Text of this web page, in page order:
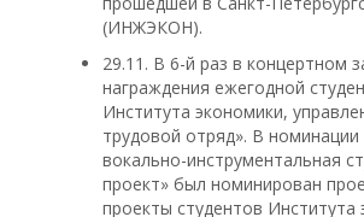
(ИНЖЭКОН).
29.11. В 6-й раз в концертном
награждения ежегодной
Института экономики,
трудовой отряд». В номинации
вокально-инструментальная
проект» был номинирован
проекты студентов Института